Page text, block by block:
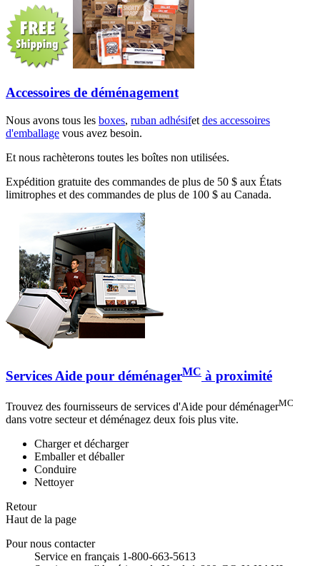
Accessoires de déménagement
Nous avons tous les boxes, ruban adhésifet des accessoires
d'emballage vous avez besoin.
Et nous rachèterons toutes les boîtes non utilisées.
Expédition gratuite des commandes de plus de 50 $ aux États
limitrophes et des commandes de plus de 100 $ au Canada.
Services Aide pour déménagerMC à proximité
Trouvez des fournisseurs de services d'Aide pour déménagerMC
dans votre secteur et déménagez deux fois plus vite.
Charger et décharger
Emballer et déballer
Conduire
Nettoyer
Retour
Haut de la page
Pour nous contacter
Service en français 1-800-663-5613